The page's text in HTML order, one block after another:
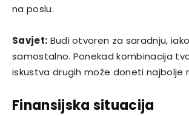
na poslu.
Savjet: Budi otvoren za saradnju,
samostalno. Ponekad kombinacija
iskustva drugih može doneti najbolje
Finansijska situacija